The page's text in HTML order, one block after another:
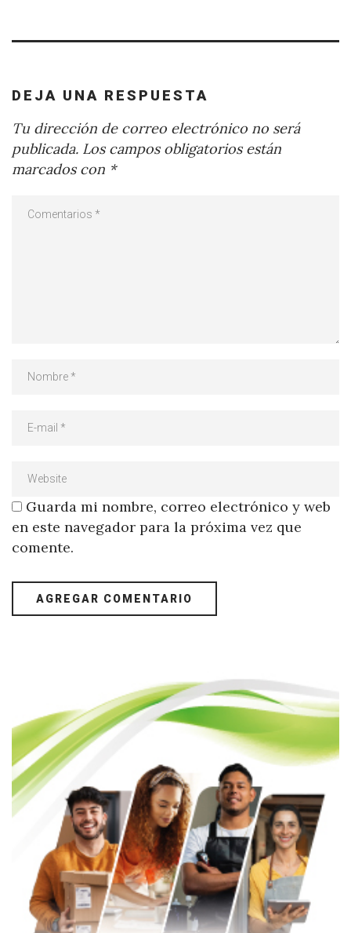
DEJA UNA RESPUESTA
Tu dirección de correo electrónico no será
publicada. Los campos obligatorios están
marcados con *
Guarda mi nombre, correo electrónico y web
en este navegador para la próxima vez que
comente.